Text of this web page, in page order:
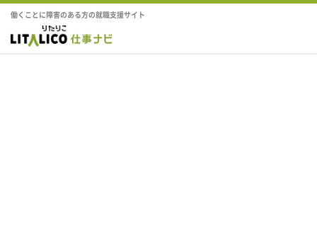
働くことに障害のある方の就職支援サイト